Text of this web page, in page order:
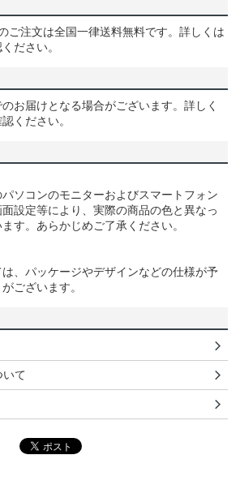
ご注文は全国一律送料無料です。詳しくは
ださい。
お届けとなる場合がございます。詳しく
ください。
ソコンのモニターおよびスマートフォン
設定等により、実際の商品の色と異なっ
す。あらかじめご了承ください。
、パッケージやデザインなどの仕様が予
ございます。
いて